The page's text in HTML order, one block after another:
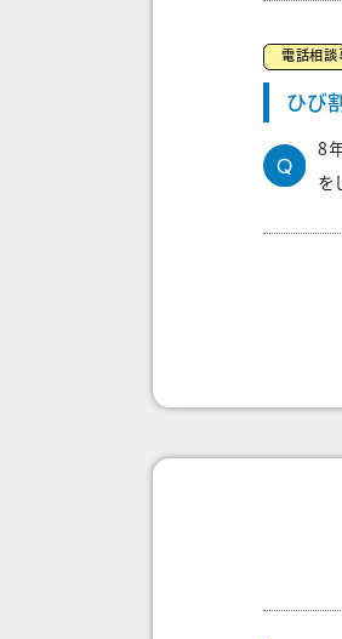
電話相談
ひび
8
を